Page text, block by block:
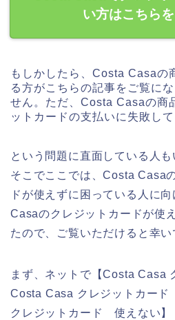
い方はこちら
もしかしたら、Costa Casaの
る方がこちらの記事をご覧に
せん。ただ、Costa Casaの商
ットカードの支払いに失敗して
という問題に直面している人も
そこでここでは、Costa Casa
ドが使えずに困っている人に
Casaのクレジットカードが使
たので、ご覧いただけると幸い
まず、ネットで【Costa Casa
Costa Casa クレジットカー
クレジットカード 使えない】